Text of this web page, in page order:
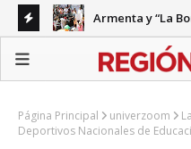
Armenta y “La
Página Principal univerzoom
Deportivos Nacionales de